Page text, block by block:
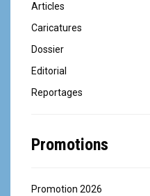
c
e
Articles
Caricatures
Dossier
Editorial
Reportages
Promotions
Promotion 2026